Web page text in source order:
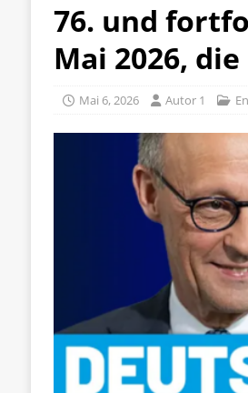
76. und
Mai 2026,
Mai 6, 2026 Autor 1